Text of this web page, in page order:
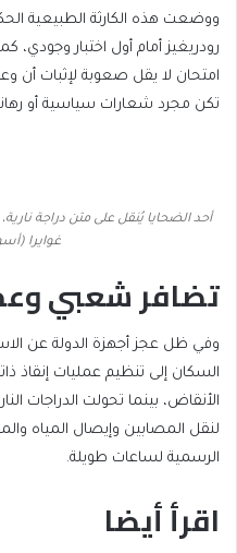
ووضعت هذه الكارثة الطبيعية
رودريغيز أمام أول اختبار
امتحان لا يقل صعوبة لإثبات أن
تكن مجرد شعارات سياسية أو
أحد الضحايا يُنقل على متن دراجة
غوايرا
تضافر شعبي
وفي ظل عجز أجهزة الدولة عن
السكان إلى تنظيم عمليات إنقاذ
الأنقاض، بينما تحولت الدراجات
لنقل المصابين وإيصال المياه
الرسمية لساعات طويلة.
اقرأ أيضا